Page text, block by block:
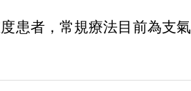
患者，常規療法目前為支氣